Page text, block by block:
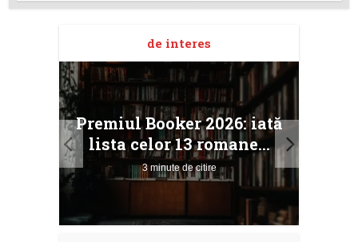
de interes
Premiul Booker 2026: iată
lista celor 13 romane...
3 minute de citire